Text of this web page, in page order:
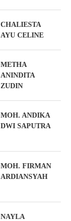
CHALIESTA
AYU CELINE
METHA
ANINDITA
ZUDIN
MOH. ANDIKA
DWI SAPUTRA
MOH. FIRMAN
ARDIANSYAH
NAYLA